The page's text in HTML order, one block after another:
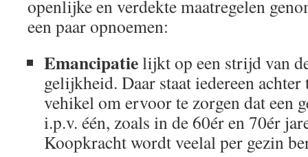
openlijke en verdekte maatregelen
een paar opnoemen:
Emancipatielijkt op een strijd van
gelijkheid. Daar staat iedereen
vehikel om ervoor te zorgen dat een
i.p.v. één, zoals in de 60ér en 70ér
Koopkracht wordt veelal per gezin